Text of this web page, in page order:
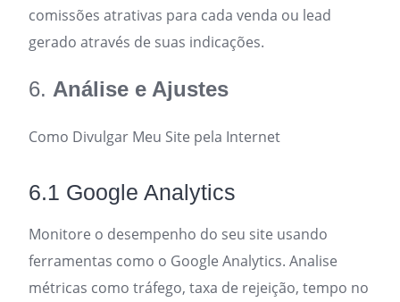
comissões atrativas para cada venda ou lead
gerado através de suas indicações.
6. Análise e Ajustes
Como Divulgar Meu Site pela Internet
6.1 Google Analytics
Monitore o desempenho do seu site usando
ferramentas como o Google Analytics. Analise
métricas como tráfego, taxa de rejeição, tempo no